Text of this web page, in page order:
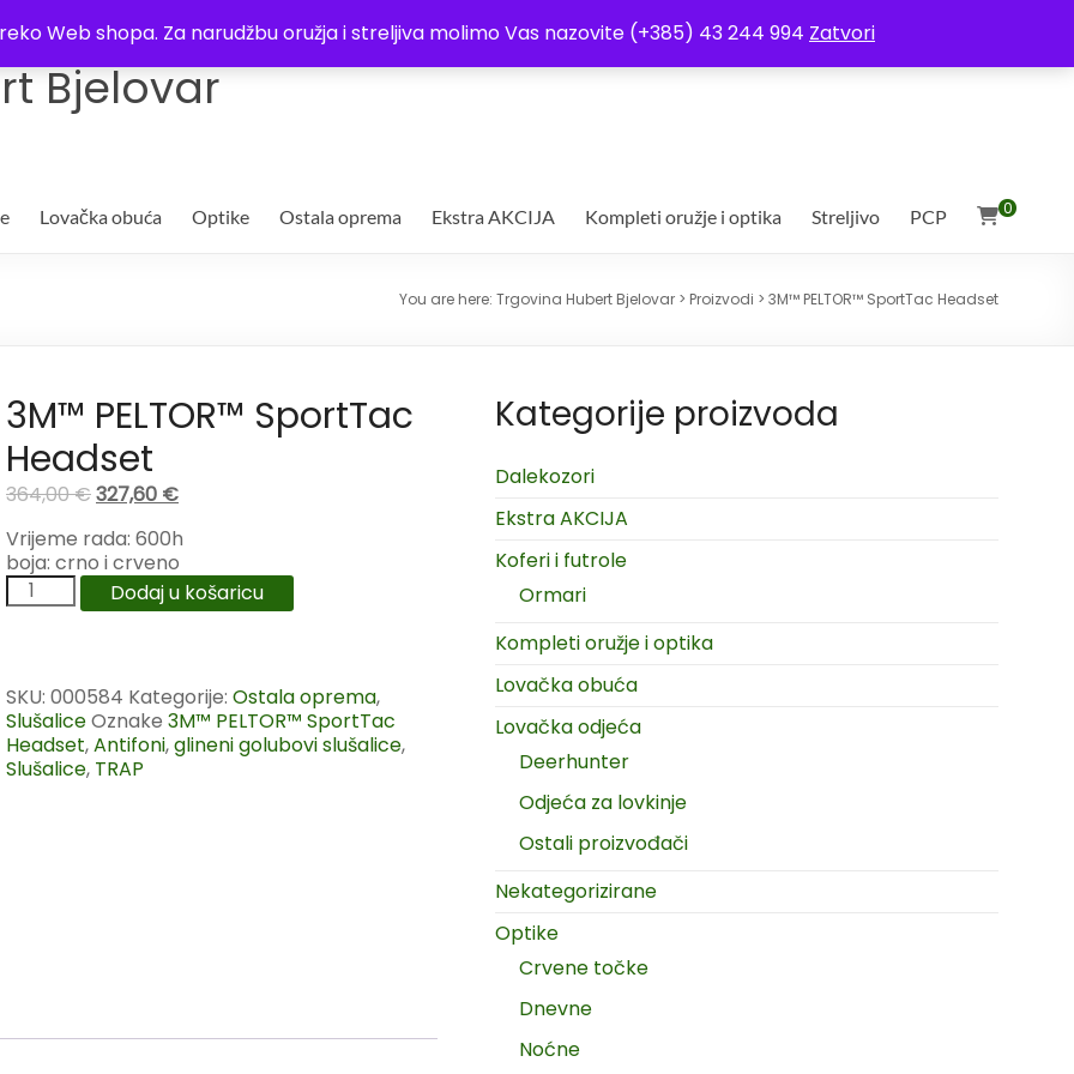
Web shopa. Za narudžbu oružja i streljiva molimo Vas nazovite (+385) 43 244 994 Zatvori
Uvjeti poslovanja
Bjelovar
0
Lovačka obuća Optike Ostala oprema Ekstra AKCIJA Kompleti oružje i optika Streljivo PCP
You are here: Trgovina Hubert Bjelovar > Proizvodi > 3M™ PELTOR™ SportTac Headset
3M™ PELTOR™ SportTac
Headset
364,00€327,60 €
Vrijeme rada: 600h
boja: crno i crveno
Dodaj u košaricu
SKU: 000584 Kategorije: Ostala oprema,
SlušaliceOznake 3M™ PELTOR™ SportTac
Headset,Antifoni,glineni golubovi slušalice,
Slušalice, TRAP
Kategorije proizvoda
Dalekozori
Ekstra AKCIJA
Koferi i futrole
Ormari
Kompleti oružje i optika
Lovačka obuća
Lovačka odjeća
Deerhunter
Odjeća za lovkinje
Ostali proizvođači
Nekategorizirane
Optike
Crvene točke
Dnevne
Noćne